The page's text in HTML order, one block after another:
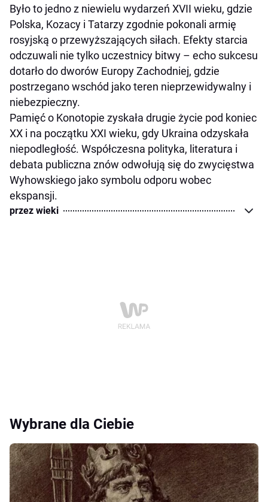
Było to jedno z niewielu wydarzeń XVII wieku, gdzie
Polska, Kozacy i Tatarzy zgodnie pokonali armię
rosyjską o przewyższających siłach. Efekty starcia
odczuwali nie tylko uczestnicy bitwy – echo sukcesu
dotarło do dworów Europy Zachodniej, gdzie
postrzegano wschód jako teren nieprzewidywalny i
niebezpieczny.
Pamięć o Konotopie zyskała drugie życie pod koniec
XX i na początku XXI wieku, gdy Ukraina odzyskała
niepodległość. Współczesna polityka, literatura i
debata publiczna znów odwołują się do zwycięstwa
Wyhowskiego jako symbolu odporu wobec
ekspansji.
przez wieki
Wybrane dla Ciebie